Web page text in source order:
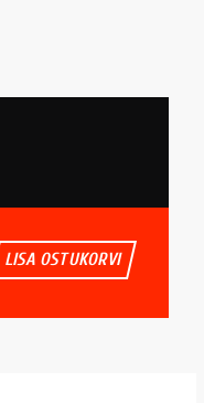
LISA OSTUKORVI